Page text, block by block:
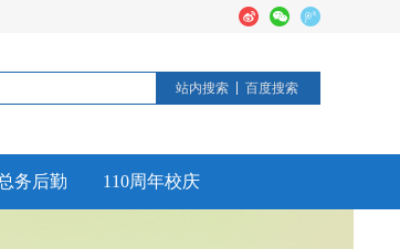
站内搜索 百度搜索
务后勤 110周年校庆